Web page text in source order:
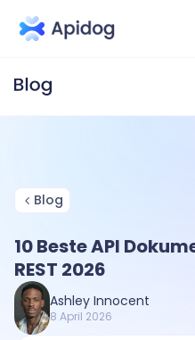
Blog
10 Beste API
REST 2026
Ashley Innocent
8 April 2026